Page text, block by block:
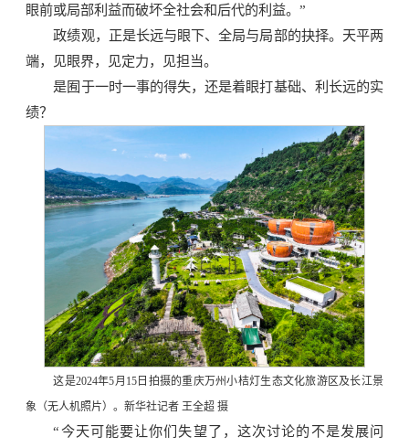
眼前或局部利益而破坏全社会和后代的利益。”
政绩观，正是长远与眼下、全局与局部的抉择。天平两
端，见眼界，见定力，见担当。
是囿于一时一事的得失，还是着眼打基础、利长远的实
绩？
这是2024年5月15日拍摄的重庆万州小桔灯生态文化旅游区及长江景
象（无人机照片）。新华社记者 王全超 摄
“今天可能要让你们失望了，这次讨论的不是发展问